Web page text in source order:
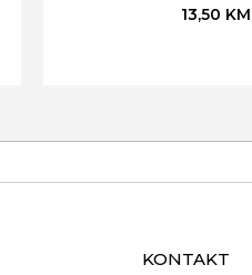
13,50 KM
KONTAKT